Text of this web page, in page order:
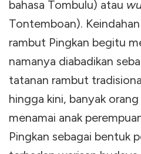
bahasa Tombulu) atau
Tontemboan).
rambut Pingkan begitu
namanya diabadikan
tatanan rambut
hingga kini, banyak
menamai anak
Pingkan sebagai bentuk